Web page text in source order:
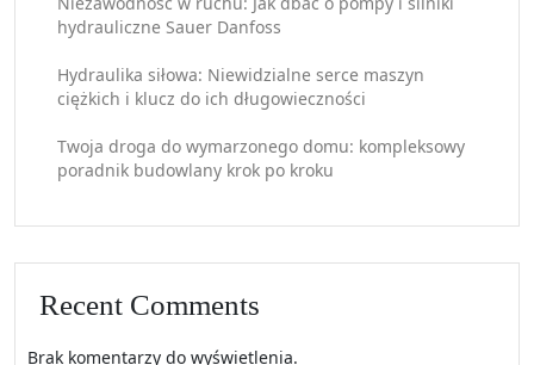
hydrauliczne Sauer Danfoss
Hydraulika siłowa: Niewidzialne serce maszyn
ciężkich i klucz do ich długowieczności
Twoja droga do wymarzonego domu: kompleksowy
poradnik budowlany krok po kroku
Recent Comments
Brak komentarzy do wyświetlenia.